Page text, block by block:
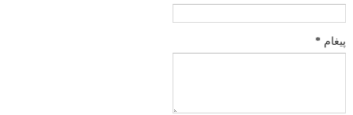
پیغام *